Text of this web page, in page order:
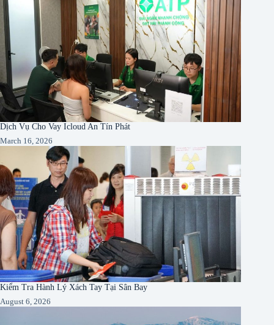
Dịch Vụ Cho Vay Icloud An Tín Phát
March 16, 2026
Kiểm Tra Hành Lý Xách Tay Tại Sân Bay
August 6, 2026